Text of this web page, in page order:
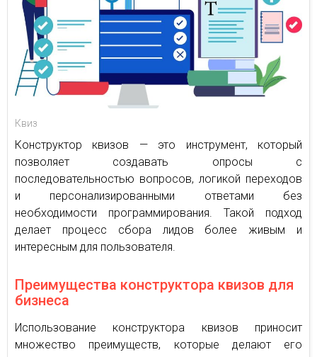
Квиз
Конструктор квизов — это инструмент, который
позволяет создавать опросы с
последовательностью вопросов, логикой переходов
и персонализированными ответами без
необходимости программирования. Такой подход
делает процесс сбора лидов более живым и
интересным для пользователя.
Преимущества конструктора квизов для
бизнеса
Использование конструктора квизов приносит
множество преимуществ, которые делают его